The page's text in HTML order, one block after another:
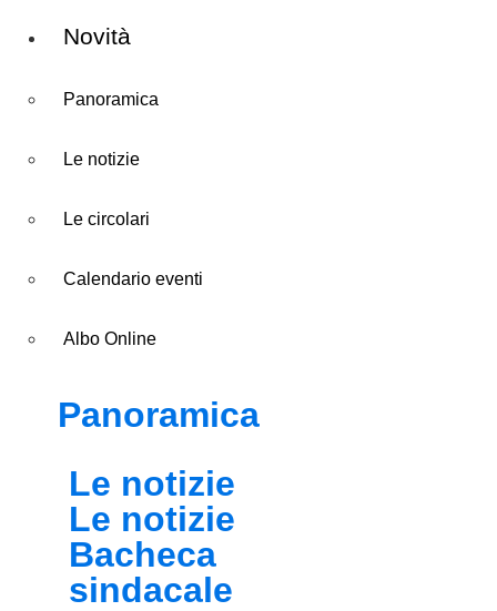
Novità
Panoramica
Le notizie
Le circolari
Calendario eventi
Albo Online
Panoramica
Le notizie
Le notizie
Bacheca
sindacale